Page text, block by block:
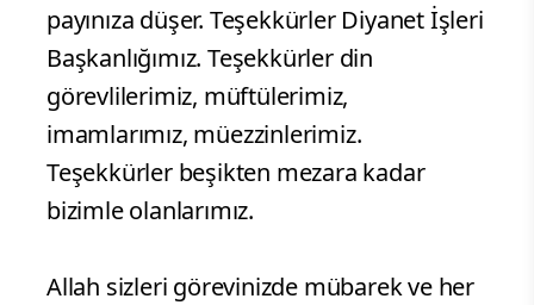
payınıza düşer. Teşekkürler Diyanet İşleri
Başkanlığımız. Teşekkürler din
görevlilerimiz, müftülerimiz,
imamlarımız, müezzinlerimiz.
Teşekkürler beşikten mezara kadar
bizimle olanlarımız.
Allah sizleri görevinizde mübarek ve her